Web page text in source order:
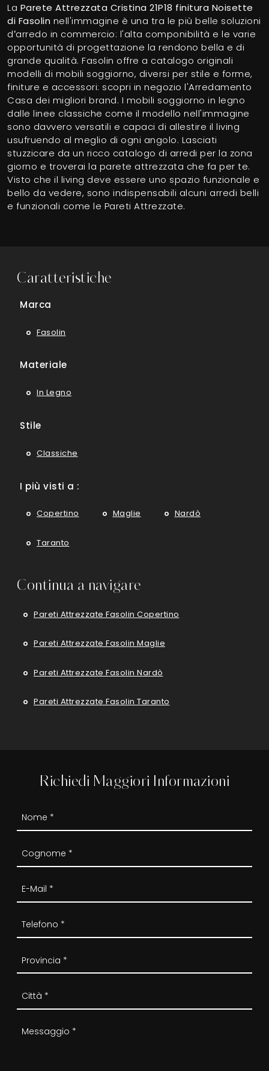
La Parete Attrezzata Cristina 21P18 finitura Noisette
di Fasolin nell'immagine è una tra le più belle soluzioni
d’arredo in commercio: l'alta componibilità e le varie
opportunità di progettazione la rendono bella e di
grande qualità. Fasolin offre a catalogo originali
modelli di mobili soggiorno, diversi per stile e forme,
finiture e accessori: scopri in negozio l'Arredamento
Casa dei migliori brand. I mobili soggiorno in legno
dalle linee classiche come il modello nell'immagine
sono davvero versatili e capaci di allestire il living
usufruendo al meglio di ogni angolo. Lasciati
stuzzicare da un ricco catalogo di arredi per la zona
giorno e troverai la parete attrezzata che fa per te.
Visto che il living deve essere uno spazio funzionale e
bello da vedere, sono indispensabili alcuni arredi belli
e funzionali come le Pareti Attrezzate.
Caratteristiche
Marca
Fasolin
Materiale
In Legno
Stile
Classiche
I più visti a :
Copertino Maglie Nardò
Taranto
Continua a navigare
Pareti Attrezzate Fasolin Copertino
Pareti Attrezzate Fasolin Maglie
Pareti Attrezzate Fasolin Nardò
Pareti Attrezzate Fasolin Taranto
Richiedi Maggiori Informazioni